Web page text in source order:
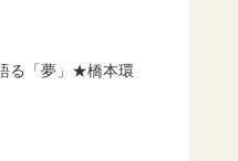
る「夢」★橋本環